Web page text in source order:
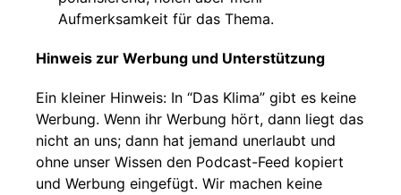
Aufmerksamkeit für das Thema.
Hinweis zur Werbung und Unterstützung
Ein kleiner Hinweis: In “Das Klima” gibt es keine
Werbung. Wenn ihr Werbung hört, dann liegt das
nicht an uns; dann hat jemand unerlaubt und
ohne unser Wissen den Podcast-Feed kopiert
und Werbung eingefügt. Wir machen keine